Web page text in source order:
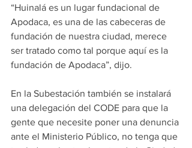
“Huinalá es un lugar fundacional de
Apodaca, es una de las cabeceras de
fundación de nuestra ciudad, merece
ser tratado como tal porque aquí es la
fundación de Apodaca”, dijo.
En la Subestación también se instalará
una delegación del CODE para que la
gente que necesite poner una denuncia
ante el Ministerio Público, no tenga que